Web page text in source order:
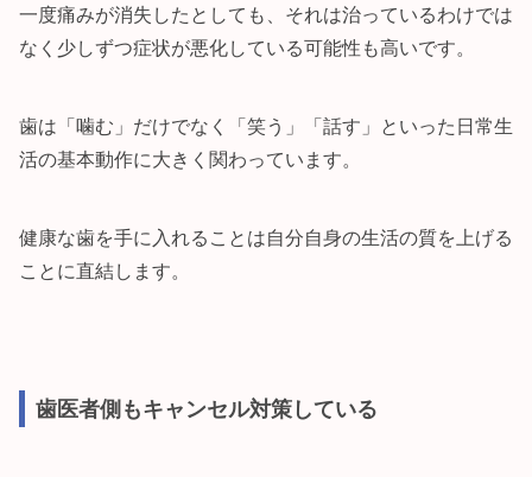
一度痛みが消失したとしても、それは治っているわけでは
なく少しずつ症状が悪化している可能性も高いです。
歯は「噛む」だけでなく「笑う」「話す」といった日常生
活の基本動作に大きく関わっています。
健康な歯を手に入れることは自分自身の生活の質を上げる
ことに直結します。
歯医者側もキャンセル対策している